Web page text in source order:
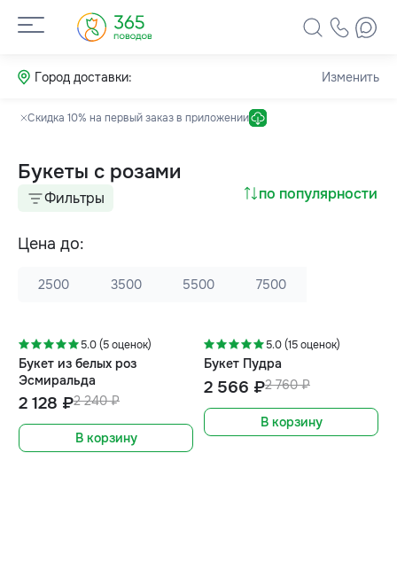
Город доставки: Изменить
Скидка 10% на первый заказ в приложении
Букеты с розами
по популярности
Фильтры
Цена до:
2500 3500 5500 7500
5.0 (5 оценок)
Букет из белых роз
Эсмиральда
2 240 ₽
2 128 ₽
В корзину
5.0 (15 оценок)
Букет Пудра
2 760 ₽
2 566 ₽
В корзину